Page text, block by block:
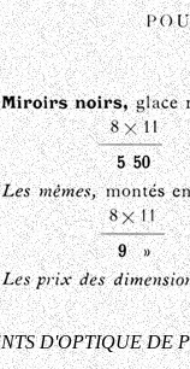
D'OPTIQUE DE